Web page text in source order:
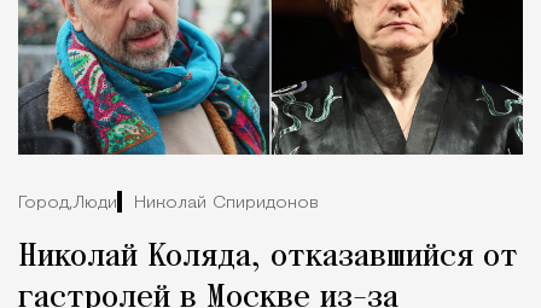
Город,Люди Николай Спиридонов
Николай Коляда, отказавшийся от
гастролей в Москве из-за